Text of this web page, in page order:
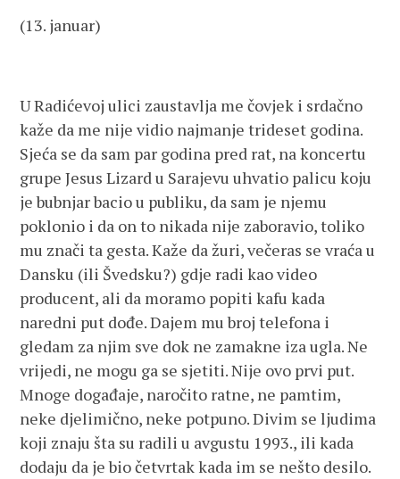
(13. januar)
U Radićevoj ulici zaustavlja me čovjek i srdačno
kaže da me nije vidio najmanje trideset godina.
Sjeća se da sam par godina pred rat, na koncertu
grupe Jesus Lizard u Sarajevu uhvatio palicu koju
je bubnjar bacio u publiku, da sam je njemu
poklonio i da on to nikada nije zaboravio, toliko
mu znači ta gesta. Kaže da žuri, večeras se vraća u
Dansku (ili Švedsku?) gdje radi kao video
producent, ali da moramo popiti kafu kada
naredni put dođe. Dajem mu broj telefona i
gledam za njim sve dok ne zamakne iza ugla. Ne
vrijedi, ne mogu ga se sjetiti. Nije ovo prvi put.
Mnoge događaje, naročito ratne, ne pamtim,
neke djelimično, neke potpuno. Divim se ljudima
koji znaju šta su radili u avgustu 1993., ili kada
dodaju da je bio četvrtak kada im se nešto desilo.